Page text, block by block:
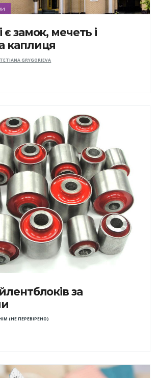
є замок, мечеть і
каплиця
TETIANA GRYGORIEVA
за
(НЕ ПЕРЕВІРЕНО)